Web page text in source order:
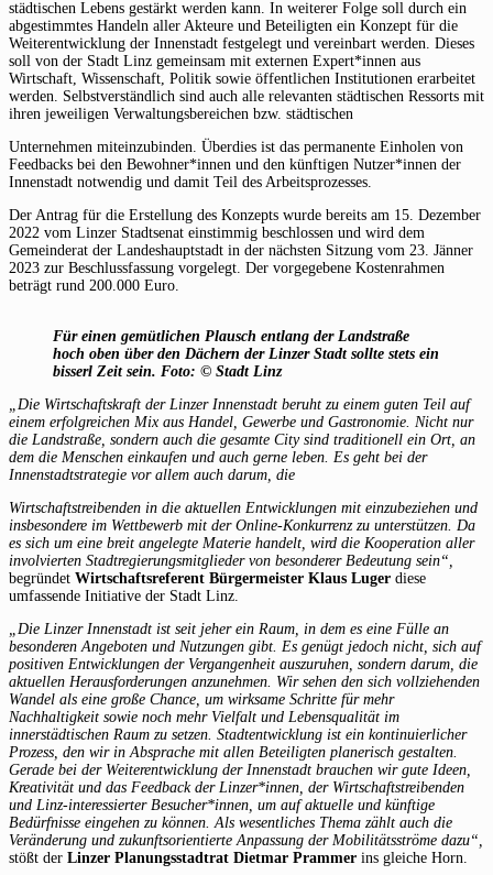
städtischen Lebens gestärkt werden kann. In weiterer Folge soll durch ein
abgestimmtes Handeln aller Akteure und Beteiligten ein Konzept für die
Weiterentwicklung der Innenstadt festgelegt und vereinbart werden. Dieses
soll von der Stadt Linz gemeinsam mit externen Expert*innen aus
Wirtschaft, Wissenschaft, Politik sowie öffentlichen Institutionen erarbeitet
werden. Selbstverständlich sind auch alle relevanten städtischen Ressorts mit
ihren jeweiligen Verwaltungsbereichen bzw. städtischen
Unternehmen miteinzubinden. Überdies ist das permanente Einholen von
Feedbacks bei den Bewohner*innen und den künftigen Nutzer*innen der
Innenstadt notwendig und damit Teil des Arbeitsprozesses.
Der Antrag für die Erstellung des Konzepts wurde bereits am 15. Dezember
2022 vom Linzer Stadtsenat einstimmig beschlossen und wird dem
Gemeinderat der Landeshauptstadt in der nächsten Sitzung vom 23. Jänner
2023 zur Beschlussfassung vorgelegt. Der vorgegebene Kostenrahmen
beträgt rund 200.000 Euro.
Für einen gemütlichen Plausch entlang der Landstraße
hoch oben über den Dächern der Linzer Stadt sollte stets ein
bisserl Zeit sein. Foto: © Stadt Linz
„Die Wirtschaftskraft der Linzer Innenstadt beruht zu einem guten Teil auf
einem erfolgreichen Mix aus Handel, Gewerbe und Gastronomie. Nicht nur
die Landstraße, sondern auch die gesamte City sind traditionell ein Ort, an
dem die Menschen einkaufen und auch gerne leben. Es geht bei der
Innenstadtstrategie vor allem auch darum, die
Wirtschaftstreibenden in die aktuellen Entwicklungen mit einzubeziehen und
insbesondere im Wettbewerb mit der Online-Konkurrenz zu unterstützen. Da
es sich um eine breit angelegte Materie handelt, wird die Kooperation aller
involvierten Stadtregierungsmitglieder von besonderer Bedeutung sein“,
begründet Wirtschaftsreferent Bürgermeister Klaus Luger diese
umfassende Initiative der Stadt Linz.
„Die Linzer Innenstadt ist seit jeher ein Raum, in dem es eine Fülle an
besonderen Angeboten und Nutzungen gibt. Es genügt jedoch nicht, sich auf
positiven Entwicklungen der Vergangenheit auszuruhen, sondern darum, die
aktuellen Herausforderungen anzunehmen. Wir sehen den sich vollziehenden
Wandel als eine große Chance, um wirksame Schritte für mehr
Nachhaltigkeit sowie noch mehr Vielfalt und Lebensqualität im
innerstädtischen Raum zu setzen. Stadtentwicklung ist ein kontinuierlicher
Prozess, den wir in Absprache mit allen Beteiligten planerisch gestalten.
Gerade bei der Weiterentwicklung der Innenstadt brauchen wir gute Ideen,
Kreativität und das Feedback der Linzer*innen, der Wirtschaftstreibenden
und Linz-interessierter Besucher*innen, um auf aktuelle und künftige
Bedürfnisse eingehen zu können. Als wesentliches Thema zählt auch die
Veränderung und zukunftsorientierte Anpassung der Mobilitätsströme dazu“,
stößt der Linzer Planungsstadtrat Dietmar Prammer ins gleiche Horn.